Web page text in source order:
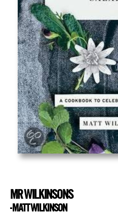
MR WILKINSONS
- MATT WILKINSON